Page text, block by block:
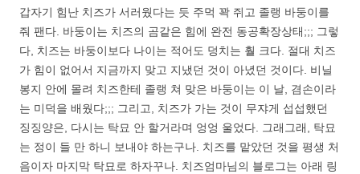
갑자기 힘난 치즈가 서러웠다는 듯 주먹 꽉 쥐고 졸랭 바둥이를
줘 팬다. 바둥이는 치즈의 곰같은 힘에 완전 동공확장상태;;; 그렇
다, 치즈는 바둥이보다 나이는 적어도 덩치는 훨 크다. 절대 치즈
가 힘이 없어서 지금까지 맞고 지냈던 것이 아녔던 것이다. 비닐
봉지 안에 몰려 치즈한테 졸랭 쳐 맞은 바둥이는 이 날, 겸손이라
는 미덕을 배웠다;;; 그리고, 치즈가 가는 것이 무쟈게 섭섭했던
징징양은, 다시는 탁묘 안 할거라며 엉엉 울었다. 그래그래, 탁묘
는 정이 들 만 하니 보내야 하는구나. 치즈를 맡았던 것을 평생 처
음이자 마지막 탁묘로 하자꾸나. 치즈엄마님의 블로그는 아래 링